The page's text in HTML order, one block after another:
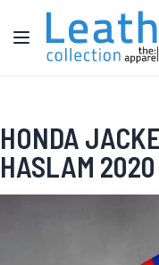
Zum Inhalt springen
Navigation umschalten
HONDA
HASLAM 2020